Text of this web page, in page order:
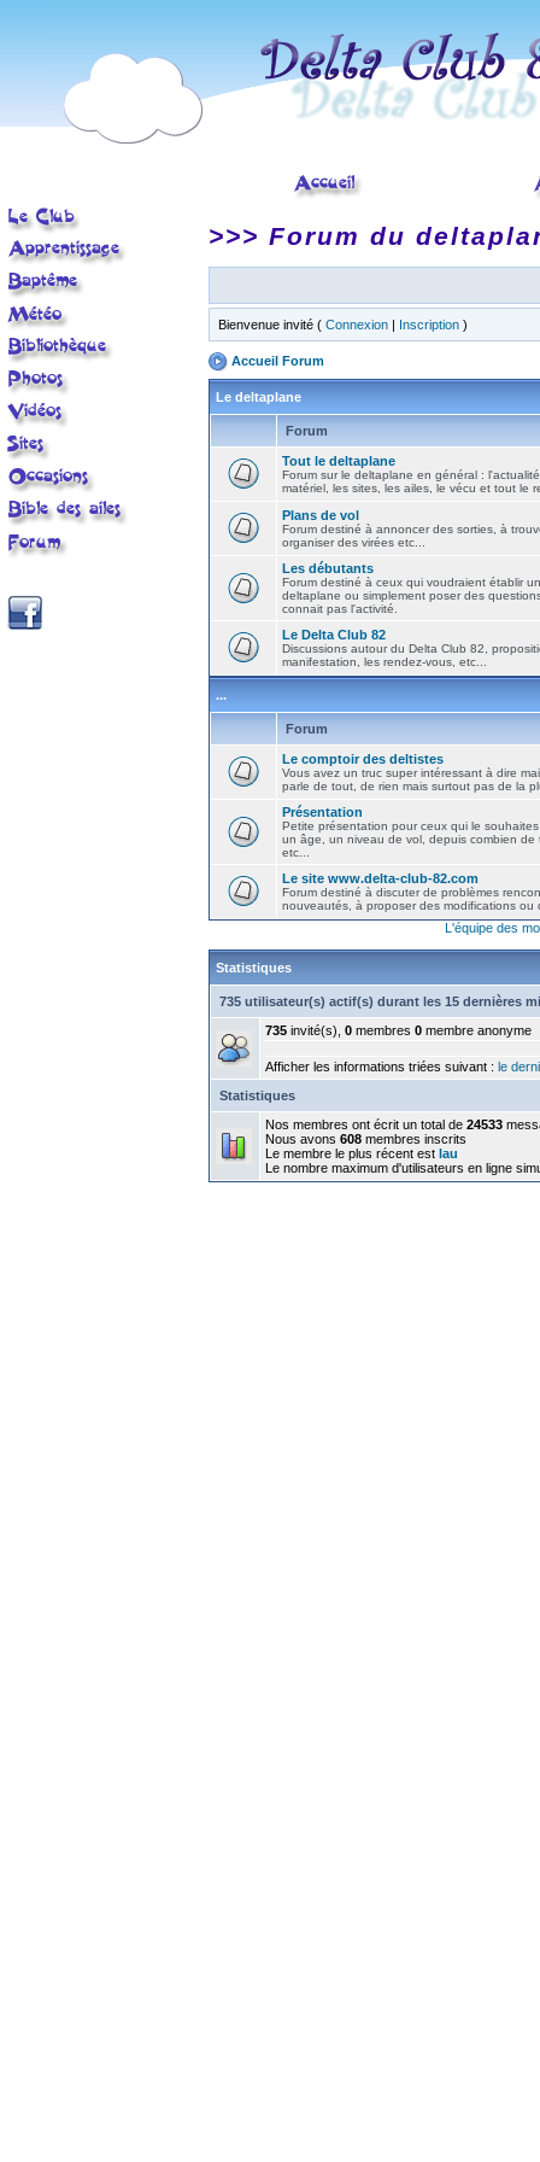
>>> Forum du
Bienvenue invité ( Connexion | Inscription )
Accueil Forum
Le deltaplane
Forum
Tout le deltaplane
Forum sur le deltaplane en général :
matériel, les sites, les ailes, le vécu et tout le
Plans de vol
Forum destiné à annoncer des sorties, à
organiser des virées etc...
Les débutants
Forum destiné à ceux qui voudraient établir
deltaplane ou simplement poser des
connait pas l'activité.
Le Delta Club 82
Discussions autour du Delta Club 82,
manifestation, les rendez-vous, etc...
...
Forum
Le comptoir des deltistes
Vous avez un truc super intéressant à dire
parle de tout, de rien mais surtout pas de la
Présentation
Petite présentation pour ceux qui le
un âge, un niveau de vol, depuis combien de
etc...
Le site www.delta-club-82.com
Forum destiné à discuter de problèmes
nouveautés, à proposer des modifications ou
L'équipe des
Statistiques
735 utilisateur(s) actif(s) durant les 15 dernières
735 invité(s), 0 membres 0 membre anonyme
Afficher les informations triées suivant : le
Statistiques
Nos membres ont écrit un total de 24533
Nous avons 608 membres inscrits
Le membre le plus récent est lau
Le nombre maximum d'utilisateurs en ligne